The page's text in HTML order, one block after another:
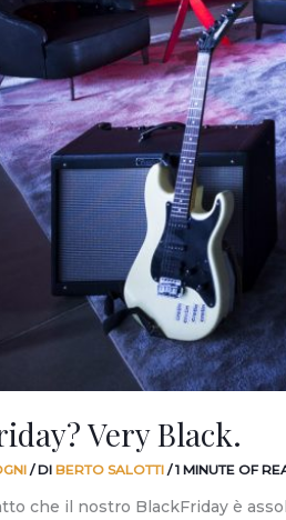
Very Black.
/ DI BERTO SALOTTI /1 MINUTE OF
che il nostro BlackFriday è